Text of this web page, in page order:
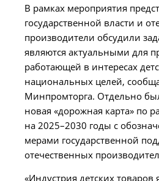
В рамках мероприятия
государственной власти и
производители обсудили
являются актуальными для
работающей в интересах
национальных целей,
Минпромторга. Отдельно
новая «дорожная карта» по
на 2025–2030 годы с
мерами государственной
отечественных
«Индустрия детских товаров